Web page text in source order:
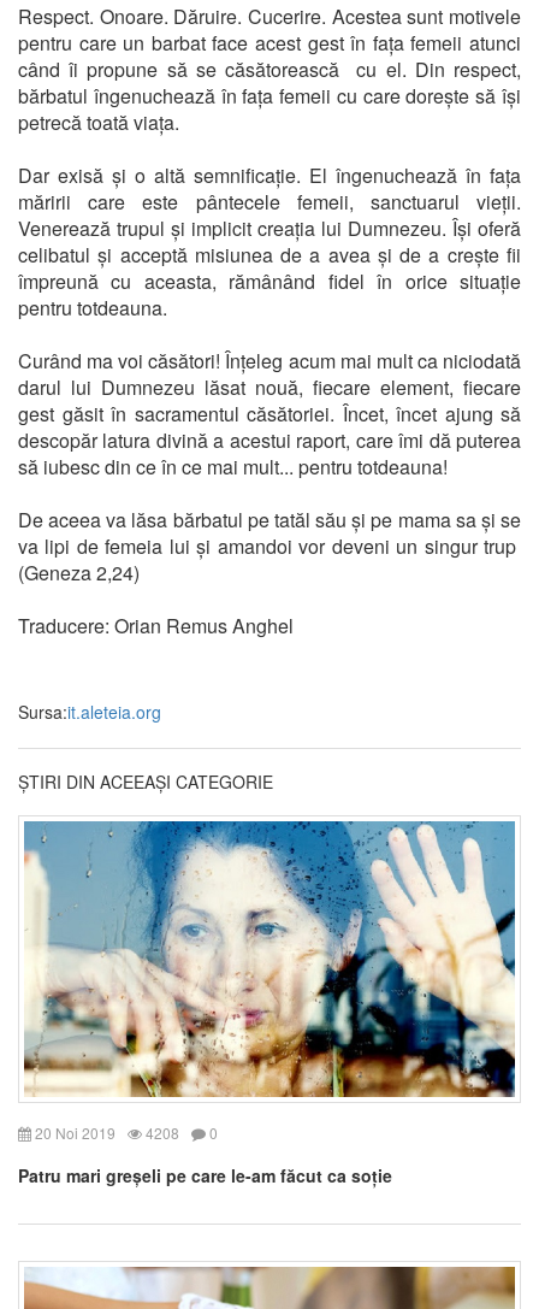
Respect. Onoare. Dăruire. Cucerire. Acestea sunt motivele
pentru care un barbat face acest gest în fața femeii atunci
când îi propune să se căsătorească cu el. Din respect,
bărbatul îngenuchează în fața femeii cu care dorește să își
petrecă toată viața.
Dar exisă și o altă semnificație. El îngenuchează în fața
măririi care este pântecele femeii, sanctuarul vieții.
Venerează trupul și implicit creația lui Dumnezeu. Își oferă
celibatul și acceptă misiunea de a avea și de a crește fii
împreună cu aceasta, rămânând fidel în orice situație
pentru totdeauna.
Curând ma voi căsători! Înțeleg acum mai mult ca niciodată
darul lui Dumnezeu lăsat nouă, fiecare element, fiecare
gest găsit în sacramentul căsătoriei. Încet, încet ajung să
descopăr latura divină a acestui raport, care îmi dă puterea
să iubesc din ce în ce mai mult... pentru totdeauna!
De aceea va lăsa bărbatul pe tatăl său și pe mama sa și se
va lipi de femeia lui și amandoi vor deveni un singur trup
(Geneza 2,24)
Traducere: Orian Remus Anghel
Sursa:it.aleteia.org
ȘTIRI DIN ACEEAȘI CATEGORIE
20 Noi 2019 4208 0
Patru mari greșeli pe care le-am făcut ca soție